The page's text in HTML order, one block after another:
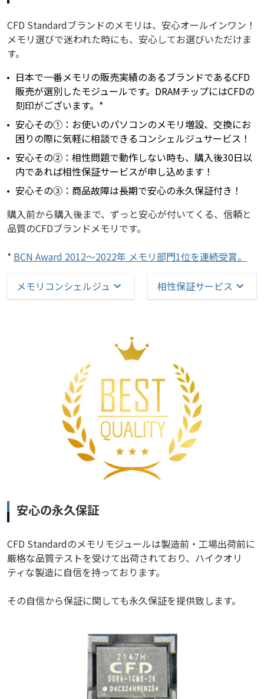
CFD Standardブランドのメモリは、安心オールインワン！
メモリ選びで迷われた時にも、安心してお選びいただけま
す。
日本で一番メモリの販売実績のあるブランドであるCFD
販売が選別したモジュールです。DRAMチップにはCFDの
刻印がございます。*
安心その①：お使いのパソコンのメモリ増設、交換にお
困りの際に気軽に相談できるコンシェルジュサービス！
安心その②：相性問題で動作しない時も、購入後30日以
内であれば相性保証サービスが申し込めます！
安心その③：商品故障は長期で安心の永久保証付き！
購入前から購入後まで、ずっと安心が付いてくる、信頼と
品質のCFDブランドメモリです。
* BCN Award 2012～2022年 メモリ部門1位を連続受賞。
メモリコンシェルジュ 相性保証サービス
安心の永久保証
CFD Standardのメモリモジュールは製造前・工場出荷前に
厳格な品質テストを受けて出荷されており、ハイクオリ
ティな製造に自信を持っております。
その自信から保証に関しても永久保証を提供致します。